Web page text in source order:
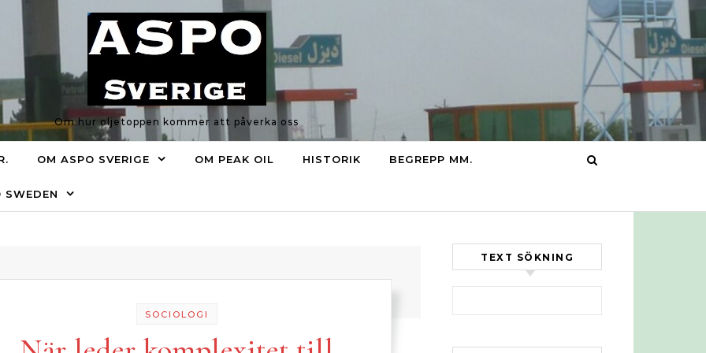
Om hur oljetoppen kommer att påverka oss
OM ASPO SVERIGE OM PEAK OIL HISTORIK BEGREPP MM.
SOCIOLOGI
TEXT SÖKNING